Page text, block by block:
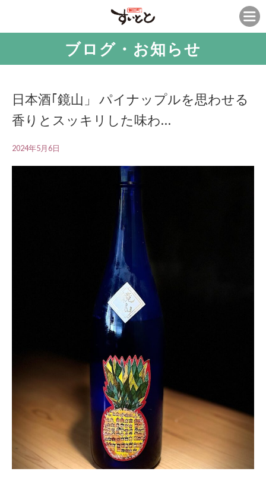
ブログ・お知らせ
日本酒｢鏡山」 パイナップルを思わせる
香りとスッキリした味わ…
2024年5月6日